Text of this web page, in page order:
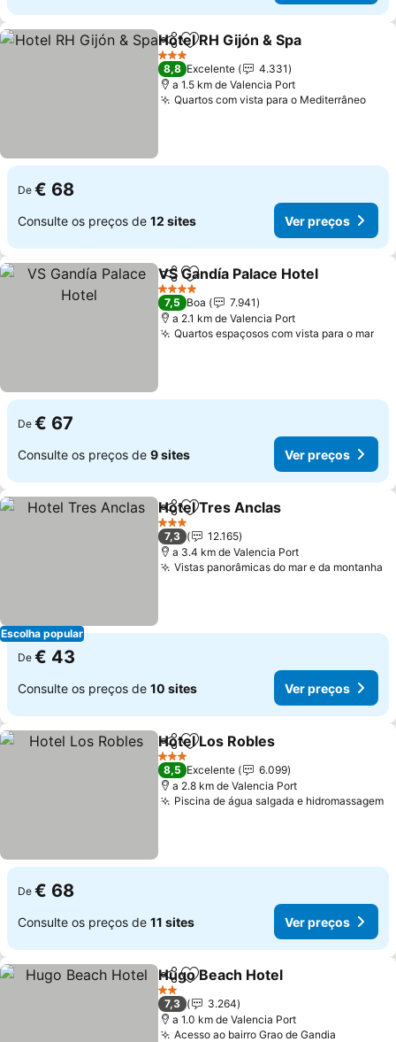
PartilharAdicionar aos favoritos
Hotel RH Gijón & Spa
3 Estrelas
8,8 Excelente
4.331
a 1.5 km de Valencia Port
Quartos com vista para o MediterrâneoVer
De € 68
Consulte os preços de 12 sites Ver preços
PartilharAdicionar aos favoritos
VS Gandía Palace Hotel
4 Estrelas
7,5 Boa
7.941
a 2.1 km de Valencia Port
Quartos espaçosos com vista para o mar
De € 67
Consulte os preços de 9 sites Ver preços
Escolha popular
PartilharAdicionar aos favoritos
Hotel Tres Anclas
3 Estrelas
7,3
12.165
a 3.4 km de Valencia Port
Vistas panorâmicas do mar e da montanha
De € 43
Consulte os preços de 10 sites Ver preços
PartilharAdicionar aos favoritos
Hotel Los Robles
3 Estrelas
8,5 Excelente
6.099
a 2.8 km de Valencia Port
Piscina de água salgada e hidromassagem
De € 68
Consulte os preços de 11 sites Ver preços
PartilharAdicionar aos favoritos
Hugo Beach Hotel
2 Estrelas
7,3
3.264
a 1.0 km de Valencia Port
Acesso ao bairro Grao de Gandia